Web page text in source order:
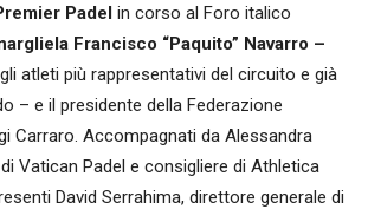
Padel in corso al Foro italico
Francisco “Paquito” Navarro –
atleti più rappresentativi del circuito e già
– e il presidente della Federazione
Carraro. Accompagnati da Alessandra
Vatican Padel e consigliere di Athletica
David Serrahima, direttore generale di